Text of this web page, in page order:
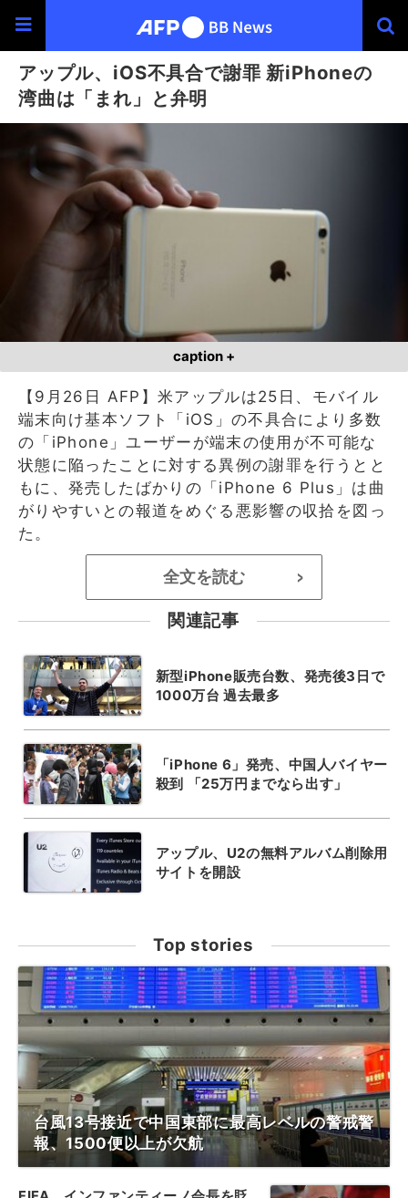
アップル、iOS不具合で謝罪 新iPhoneの
湾曲は「まれ」と弁明
caption +
【9月26日 AFP】米アップルは25日、モバイル
端末向け基本ソフト「iOS」の不具合により多数
の「iPhone」ユーザーが端末の使用が不可能な
状態に陥ったことに対する異例の謝罪を行うとと
もに、発売したばかりの「iPhone 6 Plus」は曲
がりやすいとの報道をめぐる悪影響の収拾を図っ
た。
全文を読む >
関連記事
新型iPhone販売台数、発売後3日で
1000万台 過去最多
「iPhone 6」発売、中国人バイヤー
殺到 「25万円までなら出す」
アップル、U2の無料アルバム削除用
サイトを開設
Top stories
台風13号接近で中国東部に最高レベルの警戒警
報、1500便以上が欠航